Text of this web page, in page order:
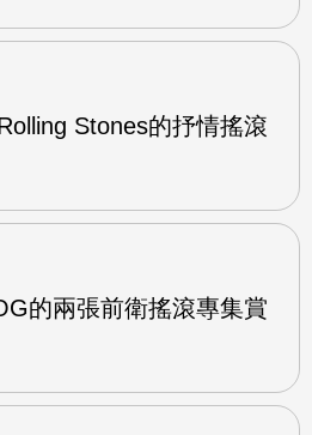
Stones的抒情搖滾
的兩張前衛搖滾專集賞